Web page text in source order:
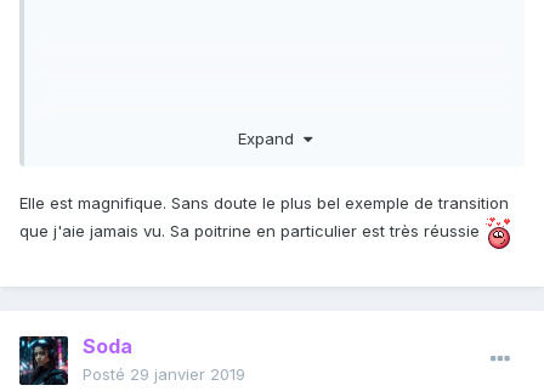
Expand
Elle est magnifique. Sans doute le plus bel exemple de transition
que j'aie jamais vu. Sa poitrine en particulier est très réussie
Soda
Posté 29 janvier 2019